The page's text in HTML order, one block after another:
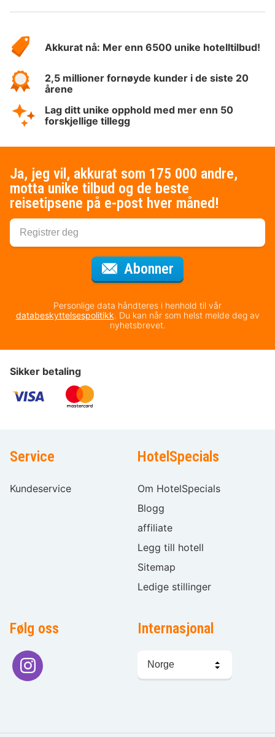
Hotelspecials
Akkurat nå: Mer enn 6500 unike hotelltilbud!
2,5 millioner fornøyde kunder i de siste 20
årene
Lag ditt unike opphold med mer enn 50
forskjellige tillegg
Ja, jeg vil, akkurat som 175 000 andre,
motta unike tilbud og de beste
reisetipsene på e-post hver måned!
Abonner
Personlige data håndteres i henhold til vår
databeskyttelsespolitikk. Du kan når som helst melde deg av
nyhetsbrevet.
Sikker betaling
Service
Kundeservice
HotelSpecials
Om HotelSpecials
Blogg
affiliate
Legg till hotell
Sitemap
Ledige stillinger
Følg oss Internasjonal